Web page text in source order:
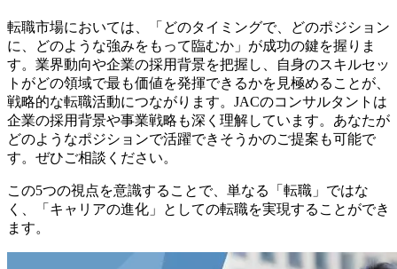
転職市場においては、「どのタイミングで、どのポジション
に、どのような強みをもって臨むか」が成功の鍵を握りま
す。業界動向や企業の採用背景を把握し、自身のスキルセッ
トがどの領域で最も価値を発揮できるかを見極めることが、
戦略的な転職活動につながります。JACのコンサルタントは
企業の採用背景や事業戦略も深く理解しています。あなたが
どのようなポジションで活躍できそうかのご提案も可能で
す。ぜひご相談ください。
この5つの視点を意識することで、単なる「転職」ではな
く、「キャリアの進化」としての転職を実現することができ
ます。